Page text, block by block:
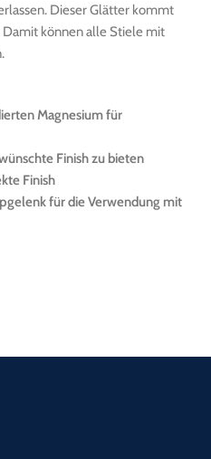
Dieser Glätter kommt
können alle Stiele mit
Magnesium für
Finish zu bieten
Finish
für die Verwendung mit